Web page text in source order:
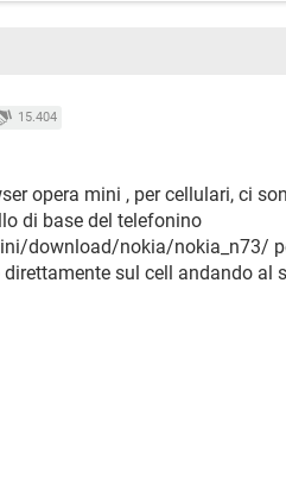
15.404
opera mini , per cellulari, ci
di base del telefonino
download/nokia/nokia_n73/
sul cell andando al